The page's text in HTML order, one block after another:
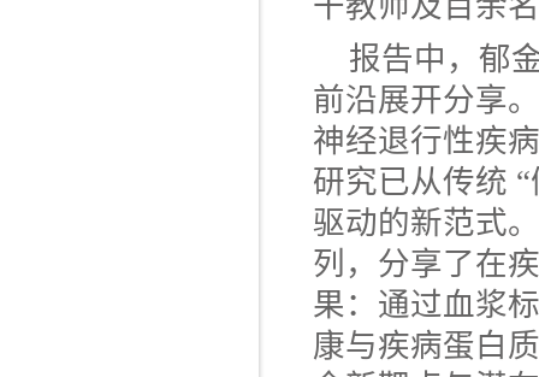
报告中，郁
前沿展开分享
神经退行性疾
研究已从传统
驱动的新范式
列，分享了在
果：通过血浆
康与疾病蛋白